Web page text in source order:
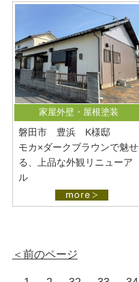
家屋外壁・屋根塗装
磐田市 豊浜 K様邸
モカ×ダークブラウンで魅せ
る、上品な外観リニューア
ル
＜前のページ